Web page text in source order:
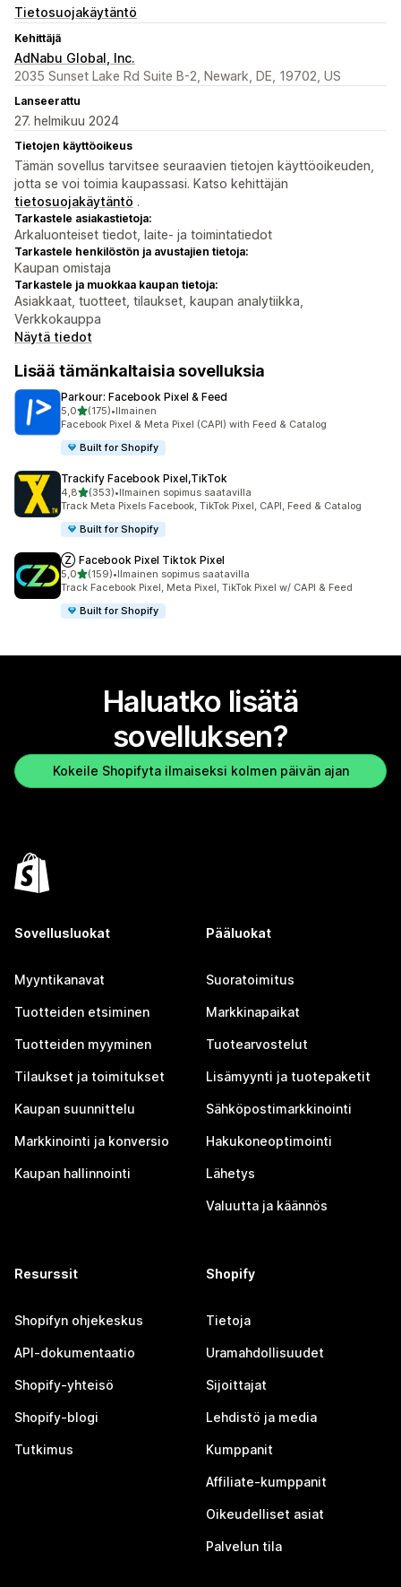
Tietosuojakäytäntö
Kehittäjä
AdNabu Global, Inc.
2035 Sunset Lake Rd Suite B-2, Newark, DE, 19702, US
Lanseerattu
27. helmikuu 2024
Tietojen käyttöoikeus
Tämän sovellus tarvitsee seuraavien tietojen käyttöoikeuden,
jotta se voi toimia kaupassasi. Katso kehittäjän
tietosuojakäytäntö .
Tarkastele asiakastietoja:
Arkaluonteiset tiedot, laite- ja toimintatiedot
Tarkastele henkilöstön ja avustajien tietoja:
Kaupan omistaja
Tarkastele ja muokkaa kaupan tietoja:
Asiakkaat, tuotteet, tilaukset, kaupan analytiikka,
Verkkokauppa
Näytä tiedot
Lisää tämänkaltaisia sovelluksia
Parkour: Facebook Pixel & Feed
5,0/ 5 tähteä
(175)
175 arvostelua yhteensä
•Ilmainen
Facebook Pixel & Meta Pixel (CAPI) with Feed & Catalog
Built for Shopify
Trackify Facebook Pixel,TikTok
4,8/ 5 tähteä
(353)
353 arvostelua yhteensä
•Ilmainen sopimus saatavilla
Track Meta Pixels Facebook, TikTok Pixel, CAPI, Feed & Catalog
Built for Shopify
Ⓩ Facebook Pixel Tiktok Pixel
5,0/ 5 tähteä
(159)
159 arvostelua yhteensä
•Ilmainen sopimus saatavilla
Track Facebook Pixel, Meta Pixel, TikTok Pixel w/ CAPI & Feed
Built for Shopify
Haluatko lisätä
sovelluksen?
Kokeile Shopifyta ilmaiseksi kolmen päivän ajan
Sovellusluokat
Myyntikanavat
Tuotteiden etsiminen
Tuotteiden myyminen
Tilaukset ja toimitukset
Kaupan suunnittelu
Markkinointi ja konversio
Kaupan hallinnointi
Pääluokat
Suoratoimitus
Markkinapaikat
Tuotearvostelut
Lisämyynti ja tuotepaketit
Sähköpostimarkkinointi
Hakukoneoptimointi
Lähetys
Valuutta ja käännös
Resurssit
Shopifyn ohjekeskus
API-dokumentaatio
Shopify-yhteisö
Shopify-blogi
Tutkimus
Shopify
Tietoja
Uramahdollisuudet
Sijoittajat
Lehdistö ja media
Kumppanit
Affiliate-kumppanit
Oikeudelliset asiat
Palvelun tila